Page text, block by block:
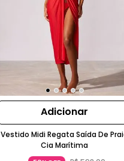
Adicionar
Vestido Midi Regata Saída De
Cia Marítima